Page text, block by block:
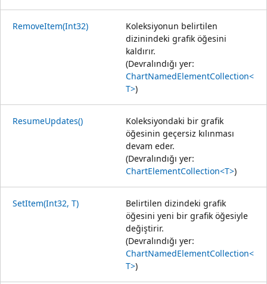
RemoveItem(Int32)
Koleksiyonun belirtilen
dizinindeki grafik öğesini
kaldırır.
(Devralındığı yer:
ChartNamedElementCollection<
T>)
ResumeUpdates()
Koleksiyondaki bir grafik
öğesinin geçersiz kılınması
devam eder.
(Devralındığı yer:
ChartElementCollection<T>)
SetItem(Int32, T)
Belirtilen dizindeki grafik
öğesini yeni bir grafik öğesiyle
değiştirir.
(Devralındığı yer:
ChartNamedElementCollection<
T>)